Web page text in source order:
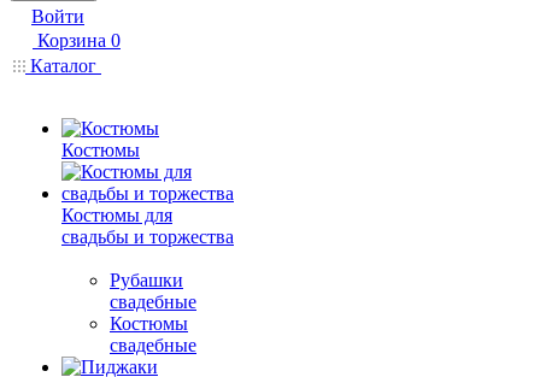
Войти
Корзина 0
Каталог
Костюмы
Костюмы для
свадьбы и торжества
Рубашки
свадебные
Костюмы
свадебные